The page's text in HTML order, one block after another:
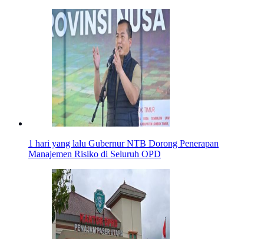
1 hari yang lalu Gubernur NTB Dorong Penerapan
Manajemen Risiko di Seluruh OPD